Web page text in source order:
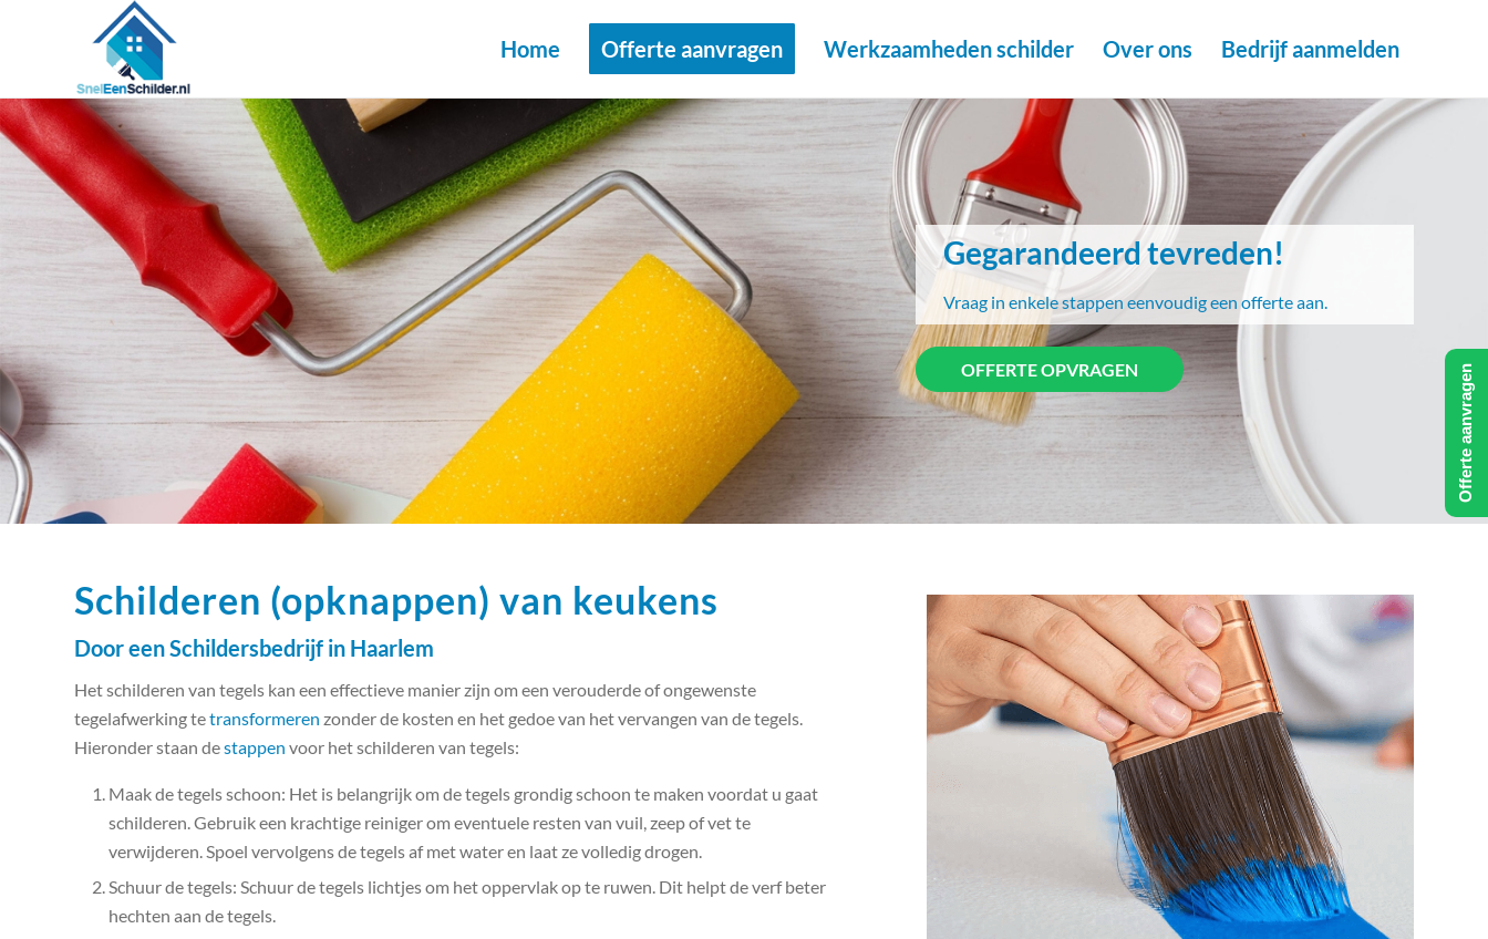
Home Offerte aanvragen Werkzaamheden schilder Over ons Bedrijf aanmelden
Gegarandeerd tevreden!
Vraag in enkele stappen eenvoudig een offerte aan.
OFFERTE OPVRAGEN
Schilderen (opknappen) van keukens
Door een Schildersbedrijf in Haarlem
Het schilderen van tegels kan een effectieve manier zijn om een ​​verouderde of ongewenste
tegelafwerking tetransformeren zonder de kosten en het gedoe van het vervangen van de tegels.
Hieronder staan destappen voor het schilderen van tegels:
Maak de tegels schoon: Het is belangrijk om de tegels grondig schoon te maken voordat u gaat
schilderen. Gebruik een krachtige reiniger om eventuele resten van vuil, zeep of vet te
verwijderen. Spoel vervolgens de tegels af met water en laat ze volledig drogen.
Schuur de tegels: Schuur de tegels lichtjes om het oppervlak op te ruwen. Dit helpt de verf beter
hechten aan de tegels.
Offerte aanvragen